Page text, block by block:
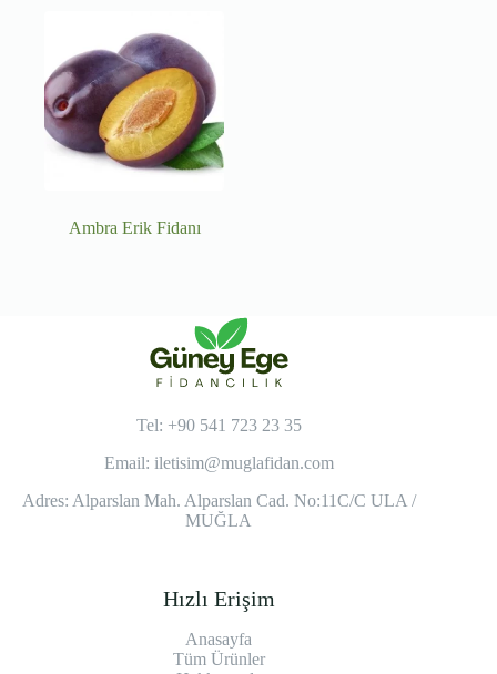
Ambra Erik Fidanı
Tel: +90 541 723 23 35
Email: iletisim@muglafidan.com
Adres: Alparslan Mah. Alparslan Cad. No:11C/C ULA /
MUĞLA
Hızlı Erişim
Anasayfa
Tüm Ürünler